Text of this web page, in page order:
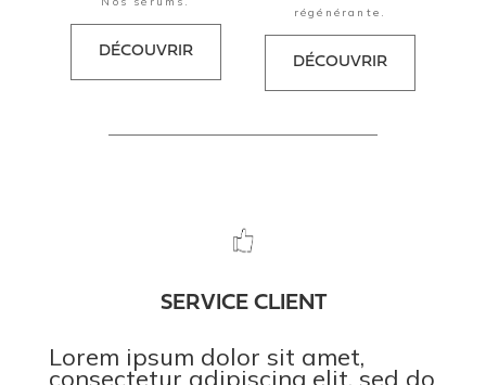
DÉCOUVRIR
régénérante.
DÉCOUVRIR
SERVICE CLIENT
Lorem ipsum dolor sit amet,
consectetur adipiscing elit, sed do